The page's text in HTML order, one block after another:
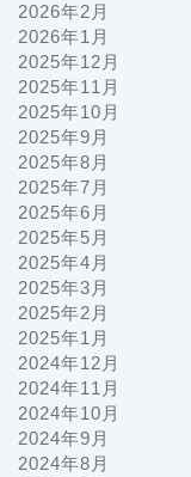
2026年2月
2026年1月
2025年12月
2025年11月
2025年10月
2025年9月
2025年8月
2025年7月
2025年6月
2025年5月
2025年4月
2025年3月
2025年2月
2025年1月
2024年12月
2024年11月
2024年10月
2024年9月
2024年8月